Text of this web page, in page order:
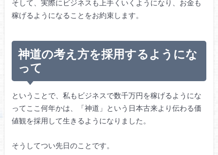
そして、実際にビジネスも上手くいくようになり、お金も
稼げるようになることをお約束します。
神道の考え方を採用するようにな
って
ということで、私もビジネスで数千万円を稼げるようにな
ってここ何年かは、「神道」という日本古来より伝わる価
値観を採用して生きるようになりました。
そうしてつい先日のことです。